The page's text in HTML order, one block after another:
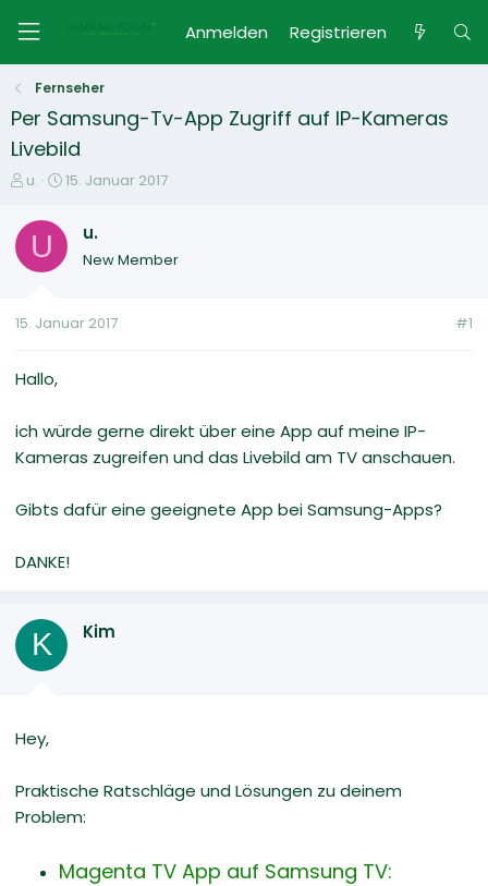
Anmelden Registrieren
Fernseher
Per Samsung-Tv-App Zugriff auf IP-Kameras
Livebild
E
s
e
e
u.
E
t
t
15. Januar 2017
U u.
New Member
15. Januar 2017 #1
Hallo,
ich würde gerne direkt über eine App auf meine IP-
Kameras zugreifen und das Livebild am TV anschauen.
Gibts dafür eine geeignete App bei Samsung-Apps?
DANKE!
K Kim
Hey,
Praktische Ratschläge und Lösungen zu deinem
Problem:
Magenta TV App auf Samsung TV: